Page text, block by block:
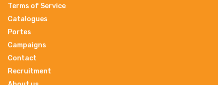
Terms of Service
Catalogues
Portes
Campaigns
Contact
Recruitment